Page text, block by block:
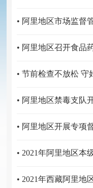
• 阿里地区召开食品
• 节前检查不放松 守
• 阿里地区禁毒支队